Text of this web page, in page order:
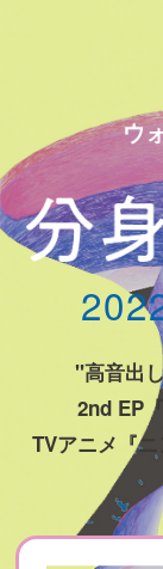
ウ
"高音出
2nd EP
TVアニメ『